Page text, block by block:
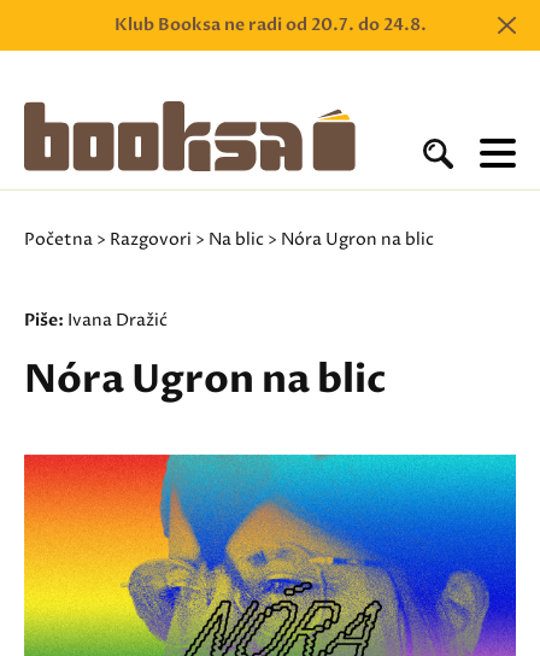
Klub Booksa ne radi od 20.7. do 24.8.
Početna > Razgovori > Na blic > Nóra Ugron na blic
Piše: Ivana Dražić
Nóra Ugron na blic